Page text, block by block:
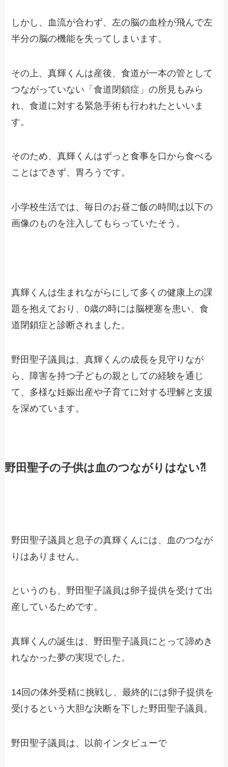
しかし、血流が合わず、左の脳の血栓が飛んで左
半分の脳の機能を失ってしまいます。
その上、真輝くんは産後、食道が一本の管として
つながっていない「食道閉鎖症」の所見もみら
れ、食道に対する緊急手術も行われたといいま
す。
そのため、真輝くんはずっと食事を口から食べる
ことはできず、胃ろうです。
小学校生活では、毎日のお昼ご飯の時間は以下の
画像のものを注入してもらっていたそう。
真輝くんは生まれながらにして多くの健康上の課
題を抱えており、0歳の時には脳梗塞を患い、食
道閉鎖症と診断されました。
野田聖子議員は、真輝くんの成長を見守りなが
ら、障害を持つ子どもの親としての経験を通じ
て、多様な妊娠出産や子育てに対する理解と支援
を深めています。
野田聖子の子供は血のつながりはない⁈
野田聖子議員と息子の真輝くんには、血のつなが
りはありません。
というのも、野田聖子議員は卵子提供を受けて出
産しているためです。
真輝くんの誕生は、野田聖子議員にとって諦めき
れなかった夢の実現でした。
14回の体外受精に挑戦し、最終的には卵子提供を
受けるという大胆な決断を下した野田聖子議員。
野田聖子議員は、以前インタビューで